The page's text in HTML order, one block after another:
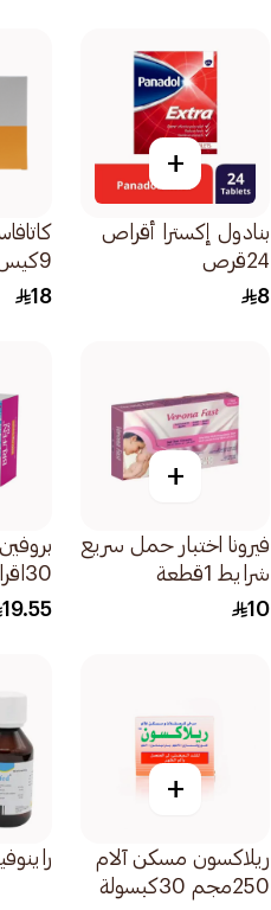
+
بنادول إكسترا أقراص
24قرص
8
9كيس
18
+
فيرونا اختبار حمل سريع
شرايط 1قطعة
10
30اقراص
19.55
+
ريلاكسون مسكن آلام
250مجم 30كبسولة